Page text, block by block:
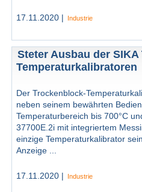
17.11.2020 | Industrie
Steter Ausbau der SIKA
Temperaturkalibratoren
Der Trockenblock-
neben seinem bewährten
Temperaturbereich bis 700°C
37700E.2i mit integriertem
einzige Temperaturkalibrator
Anzeige ...
17.11.2020 | Industrie